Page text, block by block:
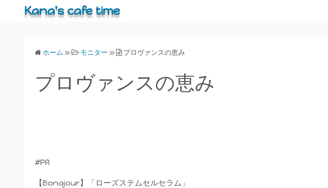
Kana's cafe time
ホーム » モニター » プロヴァンスの恵み
プロヴァンスの恵み
#PR
【Bonajour】「ローズステムセルセラム」